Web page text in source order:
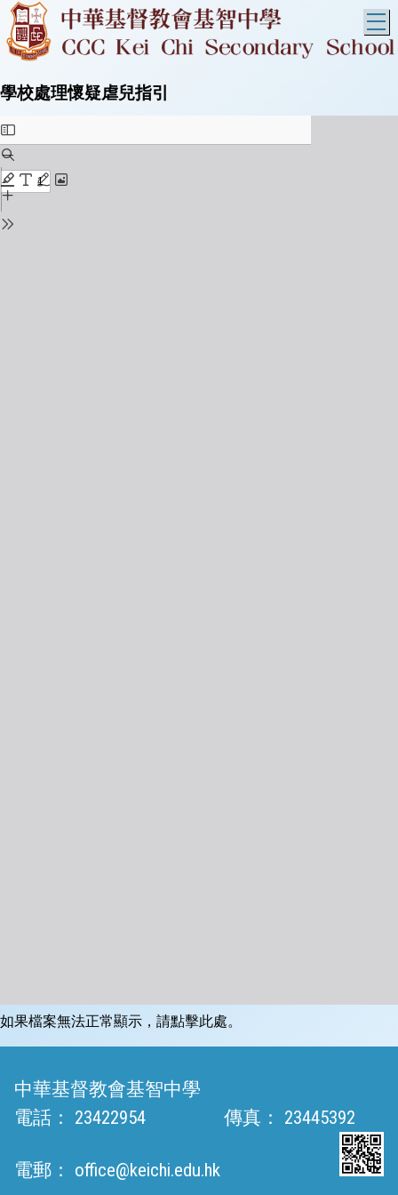
學校處理懷疑虐兒指引
如果檔案無法正常顯示，請點擊此處。
中華基督教會基智中學
電話：
23422954 傳真： 23445392
電郵： office@keichi.edu.hk